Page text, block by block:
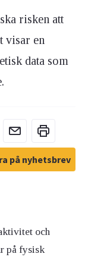
risken att
visar en
data som
på nyhetsbrev
och
på fysisk